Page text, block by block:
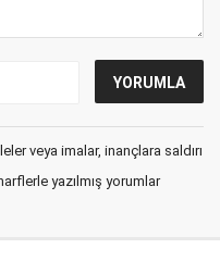
veya imalar, inançlara saldırı
yazılmış yorumlar